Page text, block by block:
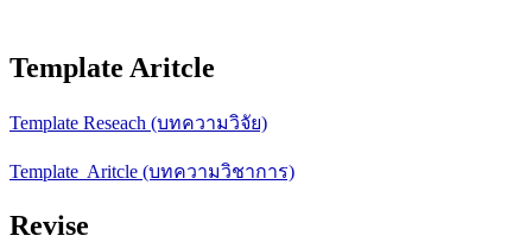
Template Aritcle
Template Reseach (บทความวิจัย)
Template Aritcle (บทความวิชาการ)
Revise